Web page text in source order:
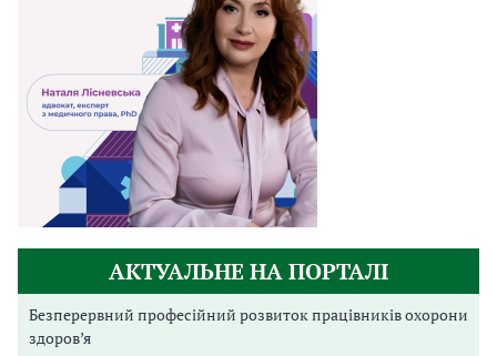
АКТУАЛЬНЕ НА ПОРТАЛІ
Безперервний професійний розвиток працівників охорони
здоров’я